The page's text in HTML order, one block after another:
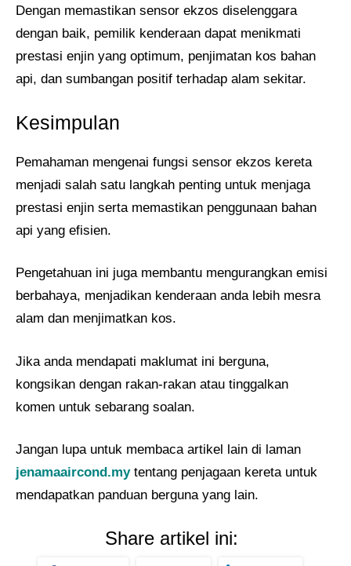
Dengan memastikan sensor ekzos diselenggara
dengan baik, pemilik kenderaan dapat menikmati
prestasi enjin yang optimum, penjimatan kos bahan
api, dan sumbangan positif terhadap alam sekitar.
Kesimpulan
Pemahaman mengenai fungsi sensor ekzos kereta
menjadi salah satu langkah penting untuk menjaga
prestasi enjin serta memastikan penggunaan bahan
api yang efisien.
Pengetahuan ini juga membantu mengurangkan emisi
berbahaya, menjadikan kenderaan anda lebih mesra
alam dan menjimatkan kos.
Jika anda mendapati maklumat ini berguna,
kongsikan dengan rakan-rakan atau tinggalkan
komen untuk sebarang soalan.
Jangan lupa untuk membaca artikel lain di laman
jenamaaircond.mytentang penjagaan kereta untuk
mendapatkan panduan berguna yang lain.
Share artikel ini: